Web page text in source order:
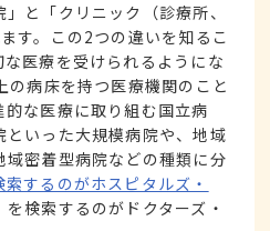
と「クリニック（診療所、
す。この2つの違いを知るこ
医療を受けられるようにな
の病床を持つ医療機関のこと
な医療に取り組む国立病
いった大規模病院や、地域
密着型病院などの種類に分
索するのがホスピタルズ・
検索するのがドクターズ・